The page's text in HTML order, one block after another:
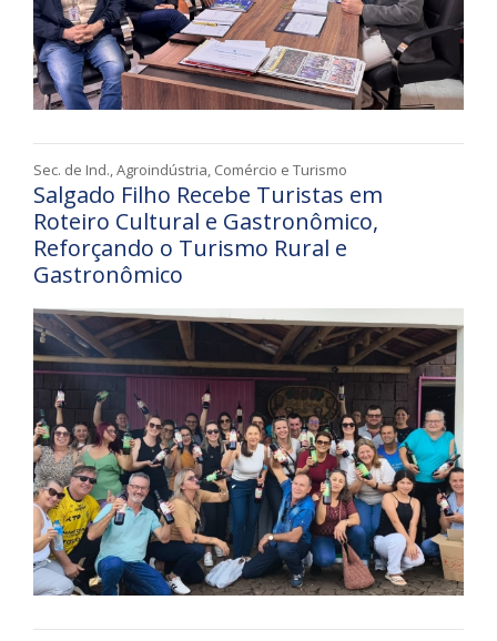
Sec. de Ind., Agroindústria, Comércio e Turismo
Salgado Filho Recebe Turistas em
Roteiro Cultural e Gastronômico,
Reforçando o Turismo Rural e
Gastronômico